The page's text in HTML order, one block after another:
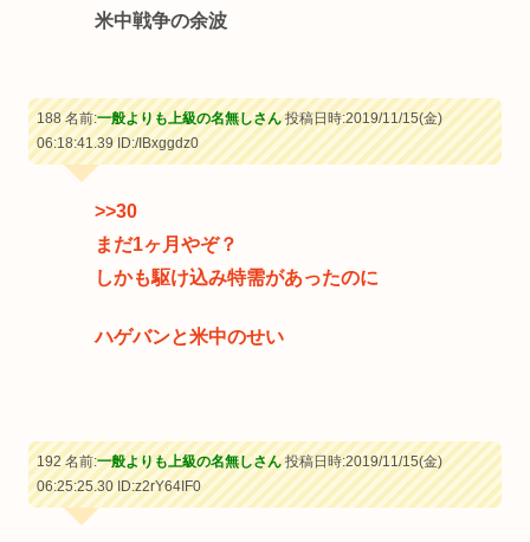
米中戦争の余波
188 名前:一般よりも上級の名無しさん投稿日時:2019/11/15(金)
06:18:41.39ID:/IBxggdz0
>>30
まだ1ヶ月やぞ？
しかも駆け込み特需があったのに
ハゲバンと米中のせい
192 名前:一般よりも上級の名無しさん投稿日時:2019/11/15(金)
06:25:25.30ID:z2rY64IF0